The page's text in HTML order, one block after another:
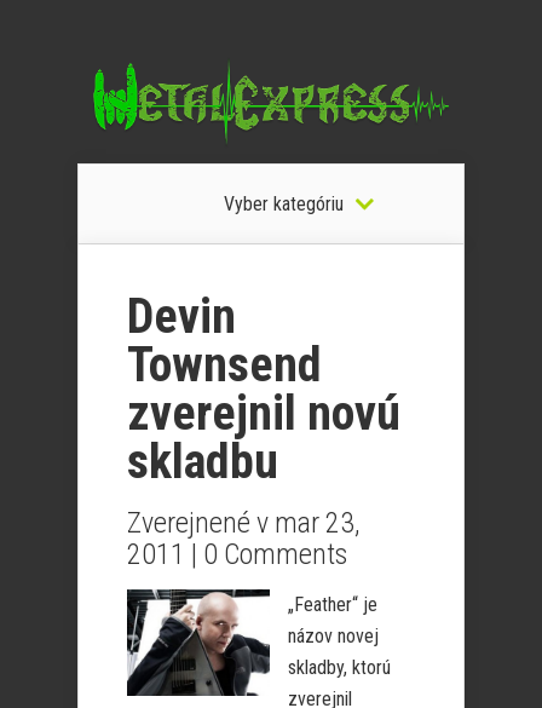
Vyber kategóriu
Devin
Townsend
zverejnil novú
skladbu
Zverejnené v mar 23,
2011 | 0 Comments
„Feather“ je
názov novej
skladby, ktorú
zverejnil